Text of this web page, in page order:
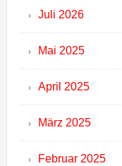
Juli 2026
Mai 2025
April 2025
März 2025
Februar 2025